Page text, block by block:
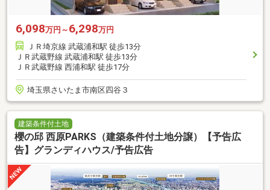
6,098万円～ 6,298万円
ＪＲ埼京線 武蔵浦和駅 徒歩13分
ＪＲ武蔵野線 武蔵浦和駅 徒歩13分
ＪＲ武蔵野線 西浦和駅 徒歩17分
埼玉県さいたま市南区四谷３
建築条件付土地
櫻の邱 西原PARKS（建築条件付土地分譲）【予告広
告】グランディハウス/予告広告